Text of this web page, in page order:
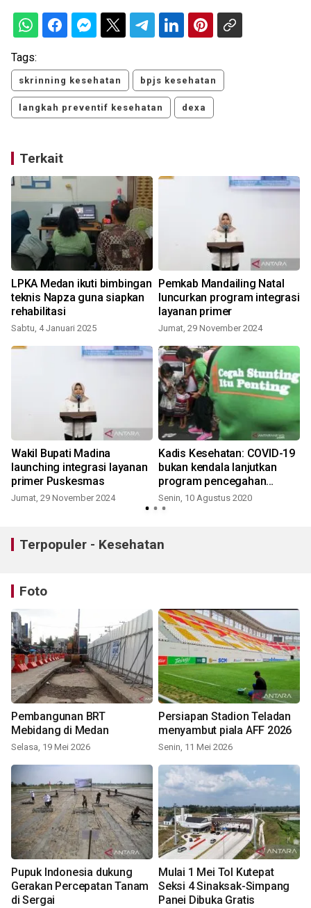
Tags:
skrinning kesehatan bpjs kesehatan
langkah preventif kesehatan dexa
Terkait
LPKA Medan ikuti bimbingan
teknis Napza guna siapkan
rehabilitasi
Sabtu, 4 Januari 2025
Pemkab Mandailing Natal
luncurkan program integrasi
layanan primer
Jumat, 29 November 2024
Wakil Bupati Madina
launching integrasi layanan
primer Puskesmas
Jumat, 29 November 2024
Kadis Kesehatan: COVID-19
bukan kendala lanjutkan
program pencegahan
stunting di
Padangsidimpuan
Senin, 10 Agustus 2020
Terpopuler - Kesehatan
Foto
Pembangunan BRT
Mebidang di Medan
Selasa, 19 Mei 2026
Persiapan Stadion Teladan
menyambut piala AFF 2026
Senin, 11 Mei 2026
Pupuk Indonesia dukung
Gerakan Percepatan Tanam
di Sergai
Mulai 1 Mei Tol Kutepat
Seksi 4 Sinaksak-Simpang
Panei Dibuka Gratis